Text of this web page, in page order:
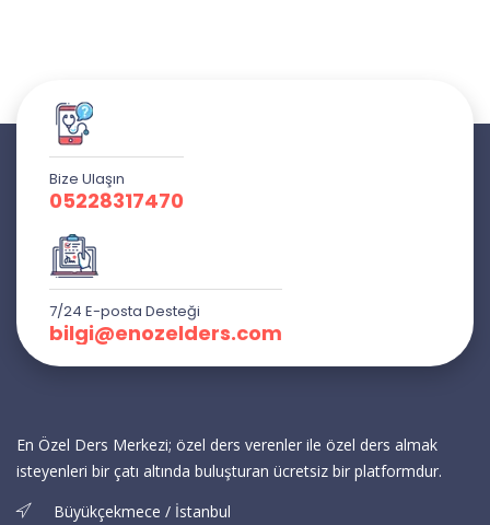
Bize Ulaşın
05228317470
7/24 E-posta Desteği
bilgi@enozelders.com
En Özel Ders Merkezi; özel ders verenler ile özel ders almak
isteyenleri bir çatı altında buluşturan ücretsiz bir platformdur.
Büyükçekmece / İstanbul